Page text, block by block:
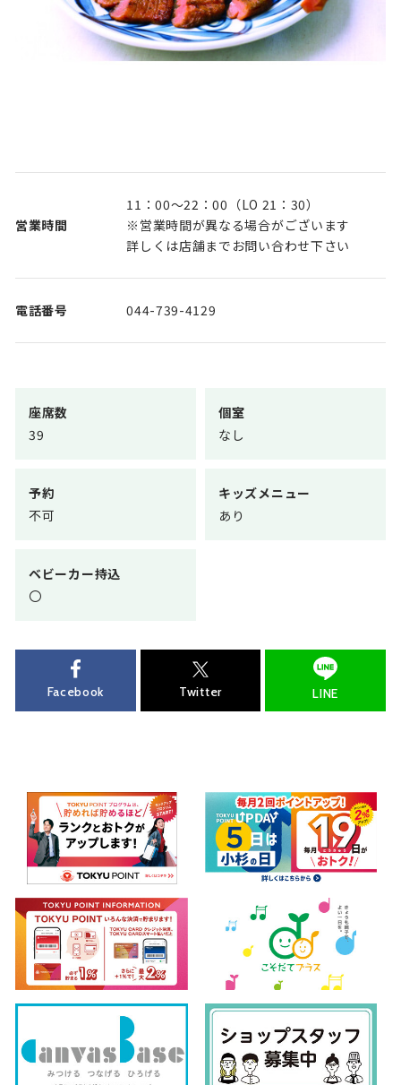
営業時間
11：00～22：00（LO 21：30）
※営業時間が異なる場合がございます
詳しくは店舗までお問い合わせ下さい
電話番号 044-739-4129
座席数
39
個室
なし
予約
不可
キッズメニュー
あり
ベビーカー持込
〇
Facebook Twitter LINE